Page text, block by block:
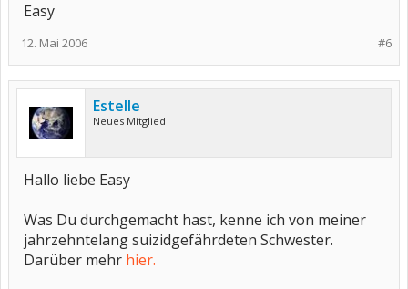
Easy
#6
12. Mai 2006
Estelle
Neues Mitglied
Hallo liebe Easy
Was Du durchgemacht hast, kenne ich von meiner
jahrzehntelang suizidgefährdeten Schwester.
Darüber mehr hier.